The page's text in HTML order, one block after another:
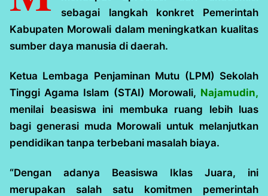
sebagai langkah konkret Pemerintah
Kabupaten Morowali dalam meningkatkan kualitas
sumber daya manusia di daerah.
Ketua Lembaga Penjaminan Mutu (LPM) Sekolah
Tinggi Agama Islam (STAI) Morowali, Najamudin,
menilai beasiswa ini membuka ruang lebih luas
bagi generasi muda Morowali untuk melanjutkan
pendidikan tanpa terbebani masalah biaya.
“Dengan adanya Beasiswa Iklas Juara, ini
merupakan salah satu komitmen pemerintah